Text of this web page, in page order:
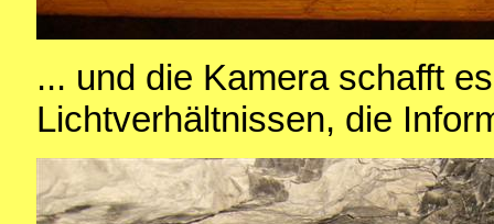
... und die Kamera schafft
Lichtverhältnissen, die